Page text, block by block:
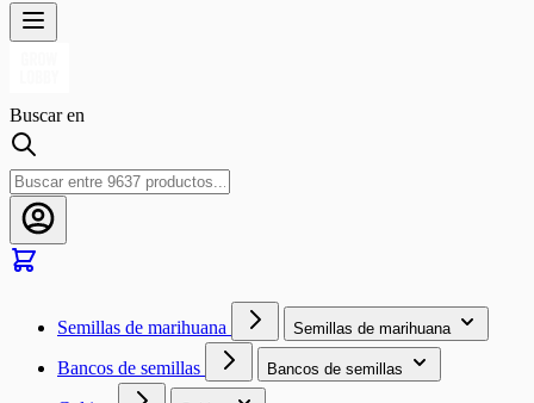
Buscar en
Semillas de marihuana Semillas de marihuana
Bancos de semillas Bancos de semillas